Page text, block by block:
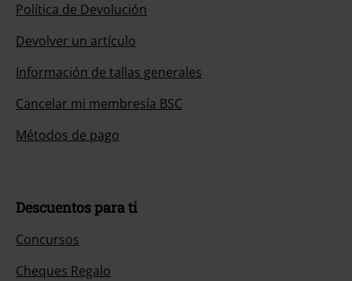
Política de Devolución
Devolver un artículo
Información de tallas generales
Cancelar mi membresía BSC
Métodos de pago
Descuentos para ti
Concursos
Cheques Regalo